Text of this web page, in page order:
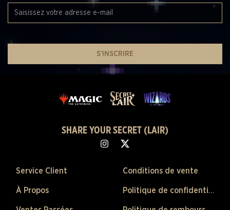
S’INSCRIRE
SHARE YOUR SECRET (LAIR)
Service Client
À Propos
Conditions de vente
Politique de confidentialité